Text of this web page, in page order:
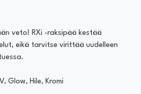
veto! RXi -raksipää kestää
eikä tarvitse virittää uudelleen
Glow, Hile, Kromi